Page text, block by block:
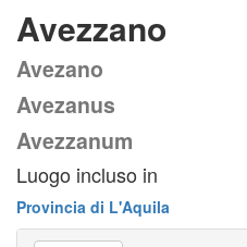
Avezzano
Avezano
Avezanus
Avezzanum
Luogo incluso in
Provincia di L'Aquila